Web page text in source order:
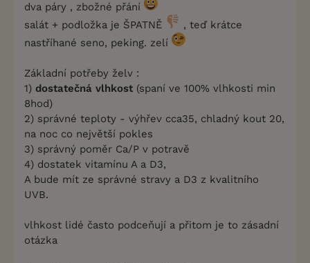
dva páry , zbožné přání
salát + podložka je ŠPATNĚ
, teď krátce
nastříhané seno, peking. zelí
Základní potřeby želv :
1) dostatečná vlhkost (spaní ve 100% vlhkosti min
8hod)
2) správné teploty - výhřev cca35, chladný kout 20,
na noc co největší pokles
3) správný poměr Ca/P v potravě
4) dostatek vitamínu A a D3,
A bude mít ze správné stravy a D3 z kvalitního
UVB.
vlhkost lidé často podceňují a přitom je to zásadní
otázka